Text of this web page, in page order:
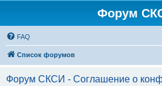
Форум
FAQ
Список форумов
Форум СКСИ - Соглашение о